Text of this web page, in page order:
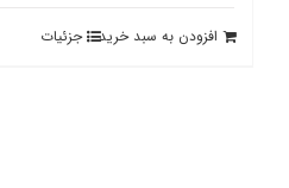
افزودن به سبد خرید جزئیات